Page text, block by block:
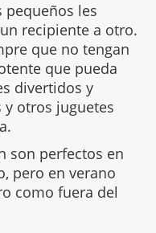
pequeños les
recipiente a otro.
que no tengan
que pueda
divertidos y
y otros juguetes
son perfectos en
pero en verano
como fuera del